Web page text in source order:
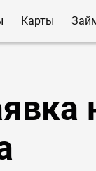
Карты